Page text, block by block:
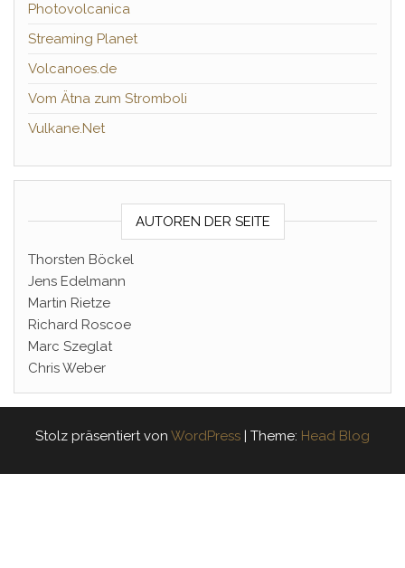
Photovolcanica
Streaming Planet
Volcanoes.de
Vom Ätna zum Stromboli
Vulkane.Net
AUTOREN DER SEITE
Thorsten Böckel
Jens Edelmann
Martin Rietze
Richard Roscoe
Marc Szeglat
Chris Weber
Stolz präsentiert von WordPress | Theme: Head Blog